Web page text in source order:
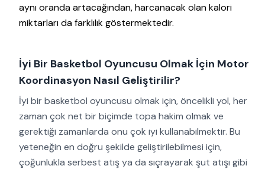
aynı oranda artacağından, harcanacak olan kalori
miktarları da farklılık göstermektedir.
İyi Bir Basketbol Oyuncusu Olmak İçin Motor
Koordinasyon Nasıl Geliştirilir?
İyi bir basketbol oyuncusu olmak için, öncelikli yol, her
zaman çok net bir biçimde topa hakim olmak ve
gerektiği zamanlarda onu çok iyi kullanabilmektir. Bu
yeteneğin en doğru şekilde geliştirilebilmesi için,
çoğunlukla serbest atış ya da sıçrayarak şut atışı gibi